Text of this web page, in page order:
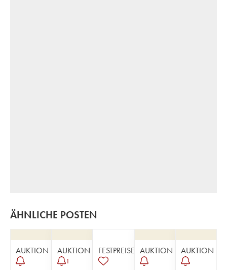
ÄHNLICHE POSTEN
AUKTION AUKTION
1
FESTPREISE AUKTION AUKTION